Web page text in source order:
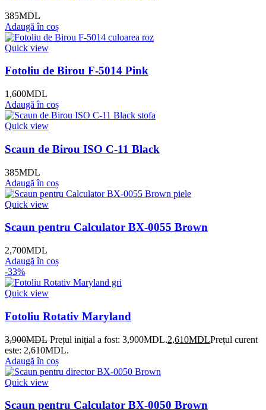
385MDL
Adaugă în coș
Quick view
Fotoliu de Birou F-5014 Pink
1,600MDL
Adaugă în coș
Quick view
Scaun de Birou ISO C-11 Black
385MDL
Adaugă în coș
Quick view
Scaun pentru Calculator BX-0055 Brown
2,700MDL
Adaugă în coș
-33%
Quick view
Fotoliu Rotativ Maryland
3,900MDL Prețul inițial a fost: 3,900MDL.2,610MDLPrețul curent
este: 2,610MDL.
Adaugă în coș
Quick view
Scaun pentru Calculator BX-0050 Brown